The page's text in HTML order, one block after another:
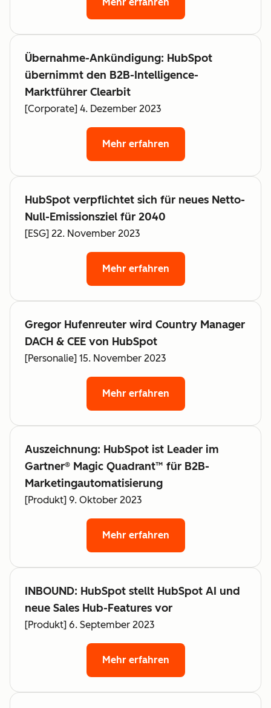
Übernahme-Ankündigung: HubSpot
übernimmt den B2B-Intelligence-
Marktführer Clearbit
[Corporate] 4. Dezember 2023
Mehr erfahren
HubSpot verpflichtet sich für neues Netto-
Null-Emissionsziel für 2040
[ESG] 22. November 2023
Mehr erfahren
Gregor Hufenreuter wird Country Manager
DACH & CEE von HubSpot
[Personalie] 15. November 2023
Mehr erfahren
Auszeichnung: HubSpot ist Leader im
Gartner® Magic Quadrant™ für B2B-
Marketingautomatisierung
[Produkt] 9. Oktober 2023
Mehr erfahren
INBOUND: HubSpot stellt HubSpot AI und
neue Sales Hub-Features vor
[Produkt] 6. September 2023
Mehr erfahren